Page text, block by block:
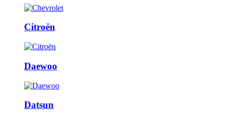
Citroën
Daewoo
Datsun